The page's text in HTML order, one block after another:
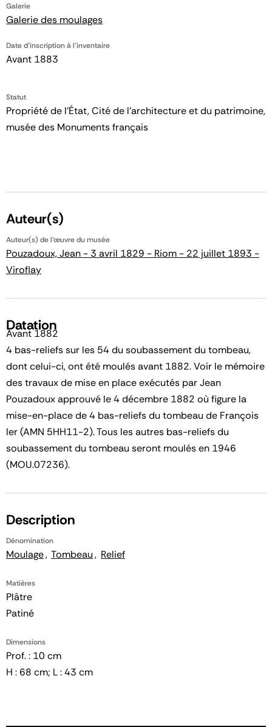
Galerie
Galerie des moulages
Date d'inscription à l'inventaire
Avant 1883
Statut
Propriété de l’État, Cité de l’architecture et du patrimoine,
musée des Monuments français
Auteur(s)
Auteur(s) de l'œuvre du musée
Pouzadoux, Jean - 3 avril 1829 - Riom - 22 juillet 1893 -
Viroflay
Datation
Avant 1882
4 bas-reliefs sur les 54 du soubassement du tombeau,
dont celui-ci, ont été moulés avant 1882. Voir le mémoire
des travaux de mise en place exécutés par Jean
Pouzadoux approuvé le 4 décembre 1882 où figure la
mise-en-place de 4 bas-reliefs du tombeau de François
Ier (AMN 5HH11-2). Tous les autres bas-reliefs du
soubassement du tombeau seront moulés en 1946
(MOU.07236).
Description
Dénomination
Moulage Tombeau Relief
Matières
Plâtre
Patiné
Dimensions
Prof. : 10 cm
H : 68 cm; L : 43 cm